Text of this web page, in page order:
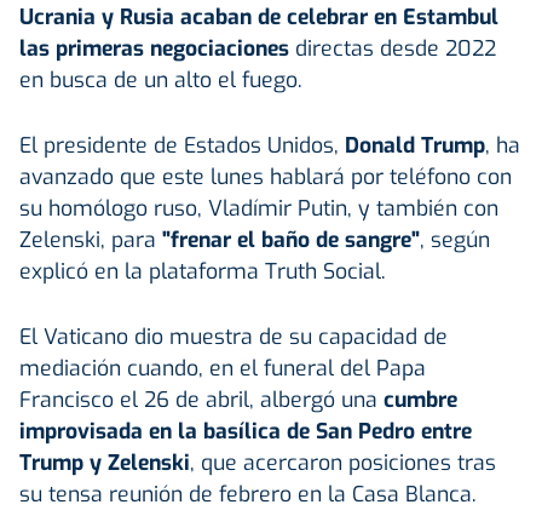
Ucrania y Rusia acaban de celebrar en Estambul
las primeras negociaciones directas desde 2022
en busca de un alto el fuego.
El presidente de Estados Unidos, Donald Trump, ha
avanzado que este lunes hablará por teléfono con
su homólogo ruso, Vladímir Putin, y también con
Zelenski, para "frenar el baño de sangre", según
explicó en la plataforma Truth Social.
El Vaticano dio muestra de su capacidad de
mediación cuando, en el funeral del Papa
Francisco el 26 de abril, albergó una cumbre
improvisada en la basílica de San Pedro entre
Trump y Zelenski, que acercaron posiciones tras
su tensa reunión de febrero en la Casa Blanca.